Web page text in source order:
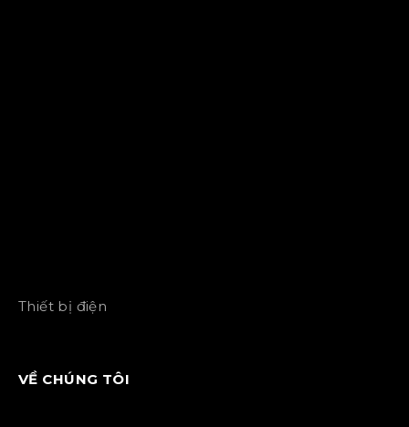
Thiết bị điện
VỀ CHÚNG TÔI